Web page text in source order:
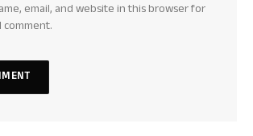
email, and website in this browser for